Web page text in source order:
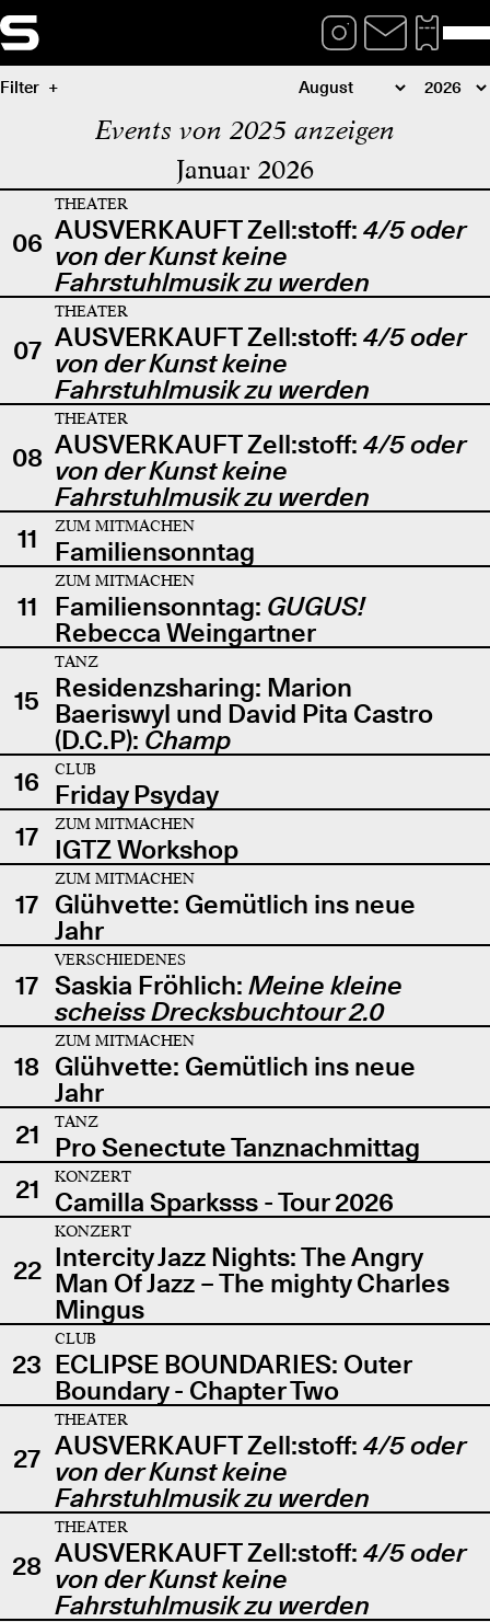
Filter
Events von 2025 anzeigen
Januar 2026
06
THEATER
AUSVERKAUFT Zell:stoff: 4/5 oder
von der Kunst keine
Fahrstuhlmusik zu werden
07
THEATER
AUSVERKAUFT Zell:stoff: 4/5 oder
von der Kunst keine
Fahrstuhlmusik zu werden
08
THEATER
AUSVERKAUFT Zell:stoff: 4/5 oder
von der Kunst keine
Fahrstuhlmusik zu werden
11
ZUM MITMACHEN
Familiensonntag
11
ZUM MITMACHEN
Familiensonntag: GUGUS!
Rebecca Weingartner
15
TANZ
Residenzsharing: Marion
Baeriswyl und David Pita Castro
(D.C.P): Champ
16
CLUB
Friday Psyday
17
ZUM MITMACHEN
IGTZ Workshop
17
ZUM MITMACHEN
Glühvette: Gemütlich ins neue
Jahr
17
VERSCHIEDENES
Saskia Fröhlich: Meine kleine
scheiss Drecksbuchtour 2.0
18
ZUM MITMACHEN
Glühvette: Gemütlich ins neue
Jahr
21
TANZ
Pro Senectute Tanznachmittag
21
KONZERT
Camilla Sparksss - Tour 2026
22
KONZERT
Intercity Jazz Nights: The Angry
Man Of Jazz – The mighty Charles
Mingus
23
CLUB
ECLIPSE BOUNDARIES: Outer
Boundary - Chapter Two
27
THEATER
AUSVERKAUFT Zell:stoff: 4/5 oder
von der Kunst keine
Fahrstuhlmusik zu werden
28
THEATER
AUSVERKAUFT Zell:stoff: 4/5 oder
von der Kunst keine
Fahrstuhlmusik zu werden